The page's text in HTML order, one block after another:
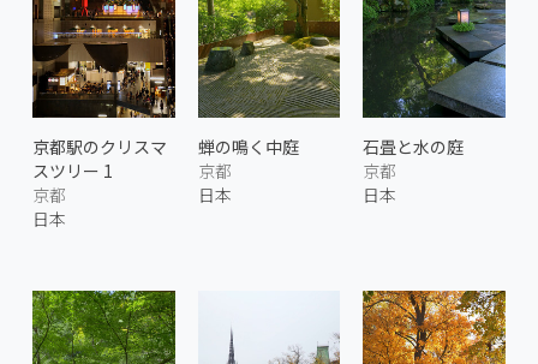
京都駅のクリスマ
スツリー 1
京都
日本
蝉の鳴く中庭
京都
日本
石畳と水の庭
京都
日本